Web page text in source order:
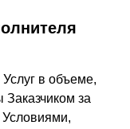
в объеме,
за
Условиями,